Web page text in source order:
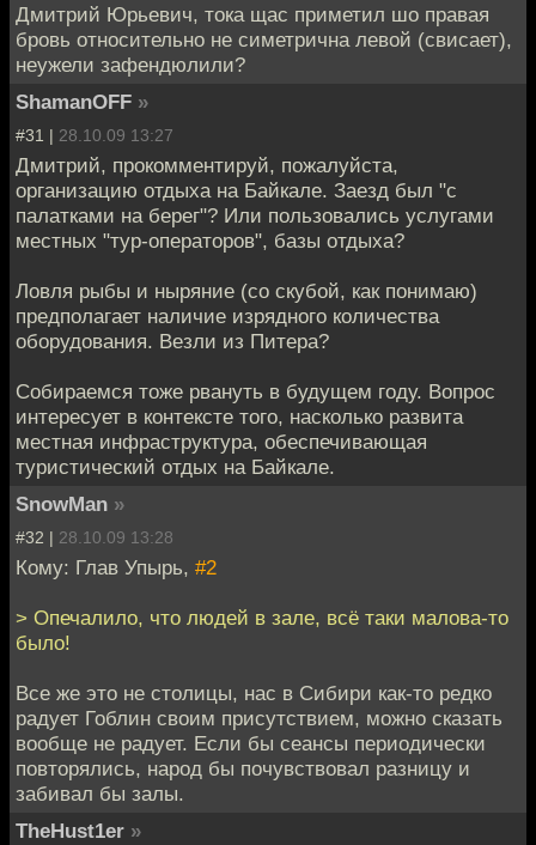
Дмитрий Юрьевич, тока щас приметил шо правая
бровь относительно не симетрична левой (свисает),
неужели зафендюлили?
ShamanOFF »
#31 | 28.10.09 13:27
Дмитрий, прокомментируй, пожалуйста,
организацию отдыха на Байкале. Заезд был "с
палатками на берег"? Или пользовались услугами
местных "тур-операторов", базы отдыха?
Ловля рыбы и ныряние (со скубой, как понимаю)
предполагает наличие изрядного количества
оборудования. Везли из Питера?
Собираемся тоже рвануть в будущем году. Вопрос
интересует в контексте того, насколько развита
местная инфраструктура, обеспечивающая
туристический отдых на Байкале.
SnowMan »
#32 | 28.10.09 13:28
Кому: Глав Упырь, #2
> Опечалило, что людей в зале, всё таки малова-то
было!
Все же это не столицы, нас в Сибири как-то редко
радует Гоблин своим присутствием, можно сказать
вообще не радует. Если бы сеансы периодически
повторялись, народ бы почувствовал разницу и
забивал бы залы.
TheHust1er »